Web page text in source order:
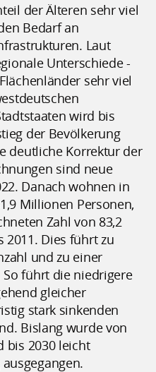
der Älteren sehr viel
Bedarf an
Laut
Unterschiede -
sehr viel
wird bis
der Bevölkerung
deutliche Korrektur der
sind neue
Danach wohnen in
Millionen Personen,
Zahl von 83,2
2011. Dies führt zu
und zu einer
führt die niedrigere
gleicher
stark sinkenden
Bislang wurde von
bis 2030 leicht